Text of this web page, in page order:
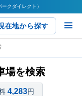
クダイレクト）
在地から探す
場を検索
4,283円